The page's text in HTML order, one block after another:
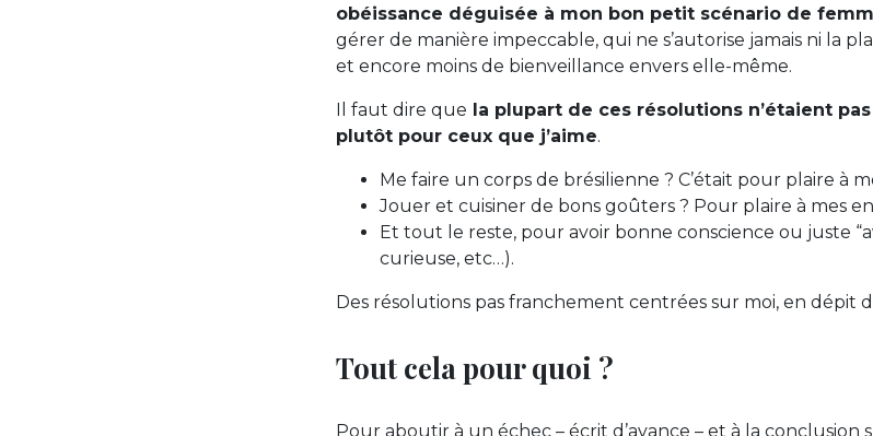
obéissance déguisée à mon bon petit scénario de
gérer de manière impeccable, qui ne s’autorise jamais ni la
et encore moins de bienveillance envers elle-même.
Il faut dire que la plupart de ces résolutions n’étaient
plutôt pour ceux que j’aime.
Me faire un corps de brésilienne ? C’était pour plaire à
Jouer et cuisiner de bons goûters ? Pour plaire à mes
Et tout le reste, pour avoir bonne conscience ou juste
curieuse, etc…).
Des résolutions pas franchement centrées sur moi, en dépit
Tout cela pour quoi ?
Pour aboutir à un échec – écrit d’avance – et à la conclusion